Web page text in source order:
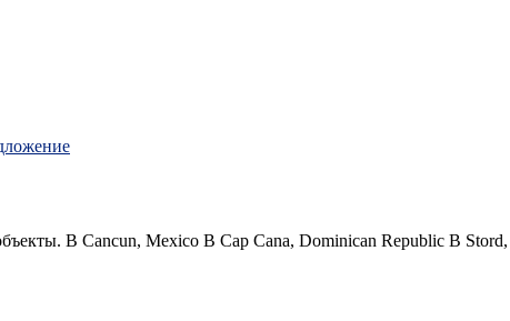
В Cancun, Mexicо В Cap Cana, Dominican Republic В